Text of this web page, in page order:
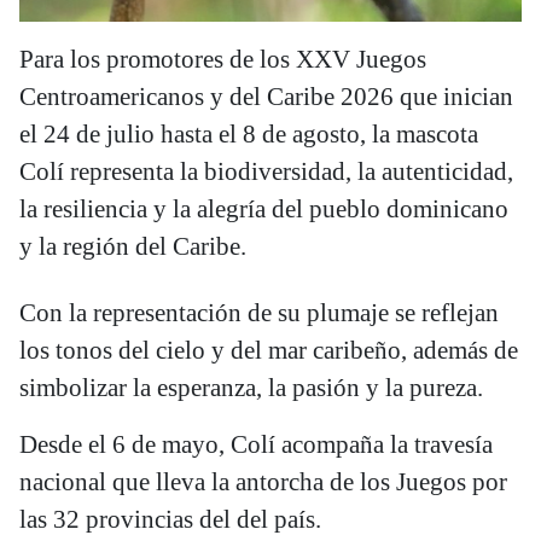
Para los promotores de los XXV Juegos
Centroamericanos y del Caribe 2026 que inician
el 24 de julio hasta el 8 de agosto, la mascota
Colí representa la biodiversidad, la autenticidad,
la resiliencia y la alegría del pueblo dominicano
y la región del Caribe.
Con la representación de su plumaje se reflejan
los tonos del cielo y del mar caribeño, además de
simbolizar la esperanza, la pasión y la pureza.
Desde el 6 de mayo, Colí acompaña la travesía
nacional que lleva la antorcha de los Juegos por
las 32 provincias del del país.